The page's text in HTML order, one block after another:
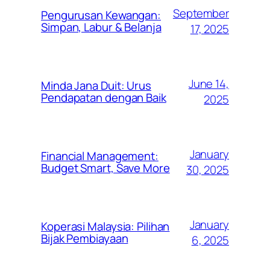
Pengurusan Kewangan:
Simpan, Labur & Belanja
September
17, 2025
Minda Jana Duit: Urus
Pendapatan dengan Baik
June 14,
2025
Financial Management:
Budget Smart, Save More
January
30, 2025
Koperasi Malaysia: Pilihan
Bijak Pembiayaan
January
6, 2025